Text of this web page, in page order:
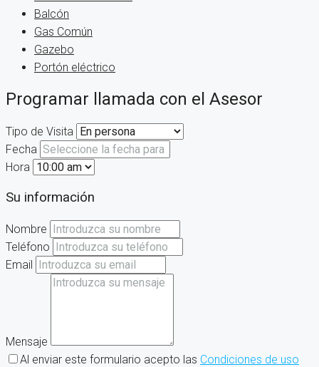
Balcón
Gas Común
Gazebo
Portón eléctrico
Programar llamada con el Asesor
Tipo de Visita
Fecha
Hora
Su información
Nombre
Teléfono
Email
Mensaje
Al enviar este formulario acepto las Condiciones de uso